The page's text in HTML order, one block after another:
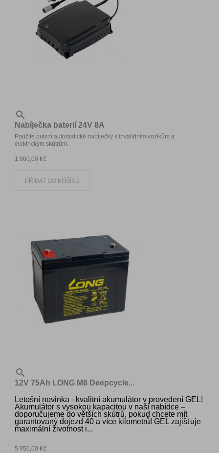

Nabíječka baterií 24V 8A
Použité pulsní automatické nabíječky k invalidním vozíkům a
elektrickým skútrům.
1 900,00 Kč
PŘIDAT DO KOŠÍKU

12V 75Ah LONG M8 Deepcycle...
Letošní novinka - kvalitní akumulátor v provedení GEL!
Akumulátor s vysokou kapacitou v naší nabídce –
doporučujeme do větších skútrů, pokud chcete mít
garantovaný dojezd 40 a více kilometrů! GEL zajišťuje
maximální životnost i...
5 950,00 Kč